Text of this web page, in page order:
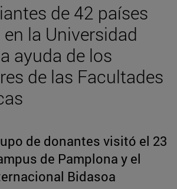
de 42 países
la Universidad
ayuda de los
de las Facultades
de donantes visitó el 23
de Pamplona y el
Bidasoa